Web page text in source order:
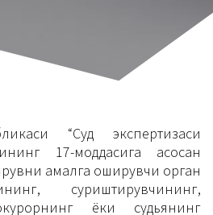
“Суд экспертизаси
17-моддасига асосан
амалга оширувчи орган
суриштирувчининг,
ёки судьянинг